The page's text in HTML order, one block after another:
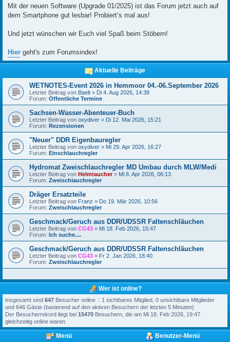
Mit der neuen Software (Upgrade 01/2025) ist das Forum jetzt auch auf
dem Smartphone gut lesbar! Probiert‘s mal aus!
Und jetzt wünschen wir Euch viel Spaß beim Stöbern!
Hier geht's zum Forumsindex!
Aktuelle Beiträge
WETNOTES-Event 2026 in Hemmoor 04.-06.September 2026
Letzter Beitrag von Baelt » Di 4. Aug 2026, 14:38
Forum: Öffentliche Termine
Sachsen-Wasser-Abenteuer-Buch
Letzter Beitrag von oxydiver » Di 12. Mai 2026, 15:21
Forum: Rezensionen
"Neuer" DDR Eigenbauregler
Letzter Beitrag von oxydiver » Mi 29. Apr 2026, 16:27
Forum: Einschlauchregler
Hydromat Zweischlauchregler MD Umbau durch MLW/Medi
Letzter Beitrag von Helmtaucher» Mi 8. Apr 2026, 06:13
Forum: Zweischlauchregler
Dräger Ersatzteile
Letzter Beitrag von Franz » Do 19. Mär 2026, 10:56
Forum: Zweischlauchregler
Geschmack/Geruch aus DDR/UDSSR Faltenschläuchen
Letzter Beitrag von CG43 » Mi 18. Feb 2026, 15:47
Forum: Ich suche....
Geschmack/Geruch aus DDR/UDSSR Faltenschläuchen
Letzter Beitrag von CG43 » Fr 2. Jan 2026, 18:40
Forum: Zweischlauchregler
Wer ist online?
Insgesamt sind 647 Besucher online :: 1 sichtbares Mitglied, 0 unsichtbare Mitglieder
und 646 Gäste (basierend auf den aktiven Besuchern der letzten 5 Minuten)
Der Besucherrekord liegt bei 15470 Besuchern, die am Mi 18. Feb 2026, 19:47
gleichzeitig online waren.
Menü Benutzer-Menü